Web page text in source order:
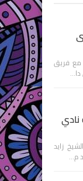
كتب -مسعد مجاهد تعادل فريق الزمالك مواليد 2014 مع فريق
زايد
م…